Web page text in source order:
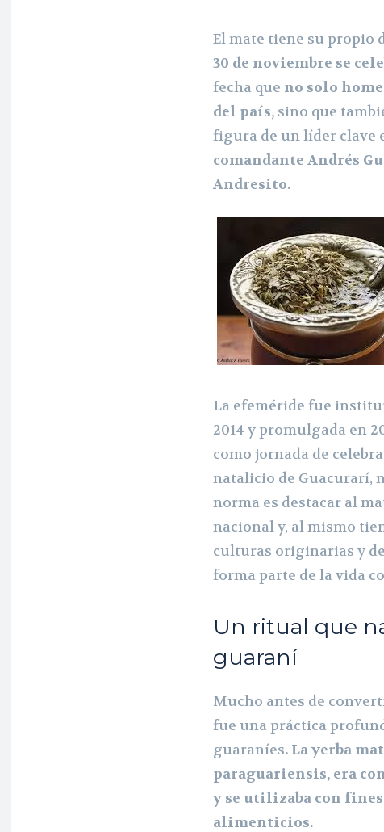
El mate tiene su propio
30 de noviembre se
fecha que no solo
del país, sino que
figura de un líder clave
comandante Andrés
Andresito.
La efeméride fue
2014 y promulgada en
como jornada de
natalicio de Guacurarí,
norma es destacar al
nacional y, al mismo
culturas originarias y
forma parte de la vida
Un ritual que
guaraní
Mucho antes de
fue una práctica
guaraníes. La yerba
paraguariensis, era
y se utilizaba con
alimenticios.